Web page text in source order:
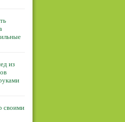
из
своими